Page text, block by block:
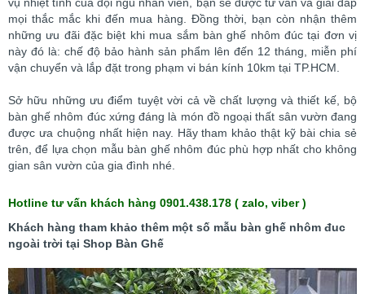
mọi thắc mắc khi đến mua hàng. Đồng thời, bạn còn nhận thêm
những ưu đãi đặc biệt khi mua sắm bàn ghế nhôm đúc tại đơn vị
này đó là: chế độ bảo hành sản phẩm lên đến 12 tháng, miễn phí
vận chuyển và lắp đặt trong phạm vi bán kính 10km tại TP.HCM.
Sở hữu những ưu điểm tuyệt vời cả về chất lượng và thiết kế, bộ
bàn ghế nhôm đúc xứng đáng là món đồ ngoại thất sân vườn đang
được ưa chuộng nhất hiện nay. Hãy tham khảo thật kỹ bài chia sẻ
trên, để lựa chọn mẫu bàn ghế nhôm đúc phù hợp nhất cho không
gian sân vườn của gia đình nhé.
Hotline tư vấn khách hàng 0901.438.178 ( zalo, viber )
Khách hàng tham khảo thêm một số mẫu bàn ghế nhôm đuc
ngoài trời tại Shop Bàn Ghế